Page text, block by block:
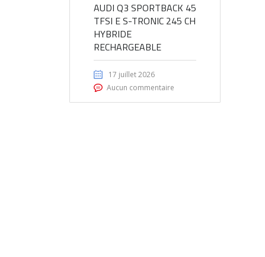
AUDI Q3 SPORTBACK 45
TFSI E S-TRONIC 245 CH
HYBRIDE
RECHARGEABLE
17 juillet 2026
Aucun commentaire